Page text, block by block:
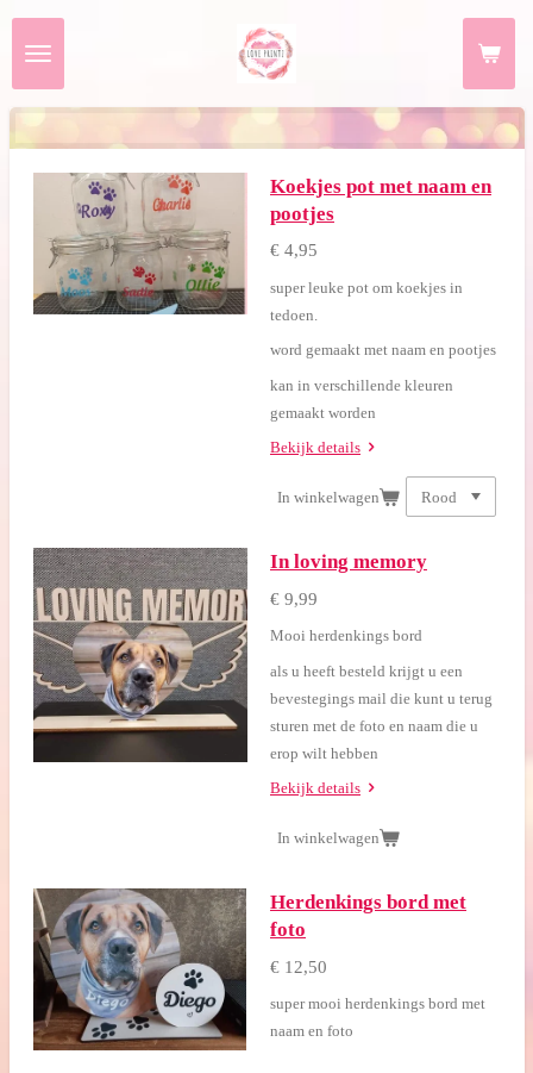
Ga
direct
de
Koekjes pot met naam en
pootjes
€ 4,95
super leuke pot om koekjes in
tedoen.
word gemaakt met naam en pootjes
kan in verschillende kleuren
gemaakt worden
Bekijk details
In winkelwagen
In loving memory
€ 9,99
Mooi herdenkings bord
als u heeft besteld krijgt u een
bevestegings mail die kunt u terug
sturen met de foto en naam die u
erop wilt hebben
Bekijk details
In winkelwagen
Herdenkings bord met
foto
€ 12,50
super mooi herdenkings bord met
naam en foto